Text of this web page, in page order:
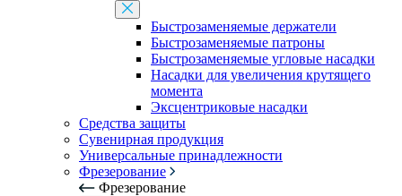
Быстрозаменяемые держатели
Быстрозаменяемые патроны
Быстрозаменяемые угловые насадки
Насадки для увеличения крутящего
момента
Эксцентриковые насадки
Средства защиты
Сувенирная продукция
Универсальные принадлежности
Фрезерование
Фрезерование